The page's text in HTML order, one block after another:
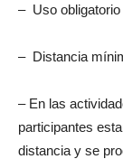
– Uso
– Distancia
– En las
participantes
distancia y se